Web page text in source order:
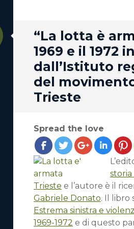
“La lotta è
1969 e il 1972
dall’Istituto
del
Trieste
Standard
Spread the love
Trieste e l’autore è il
Gabriele Donato. Il libro
Estrema sinistra e
1969-1972 e di questo